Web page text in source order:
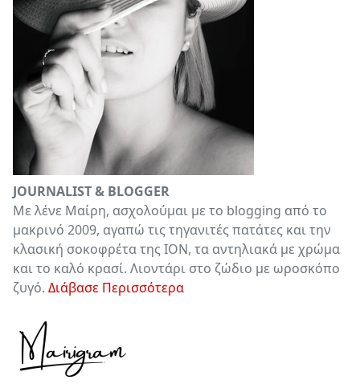
JOURNALIST & BLOGGER
Με λένε Μαίρη, ασχολούμαι με το blogging από το
μακρινό 2009, αγαπώ τις τηγανιτές πατάτες και την
κλασική σοκοφρέτα της ΙΟΝ, τα αντηλιακά με χρώμα
και το καλό κρασί. Λιοντάρι στο ζώδιο με ωροσκόπο
ζυγό. Διάβασε Περισσότερα